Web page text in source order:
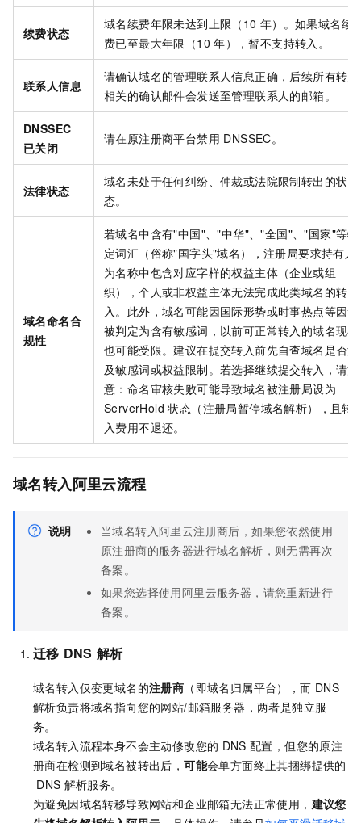
续费状态
域名续费年限未达到上限（10 年）。如果域名续
费已至最大年限（10 年），暂不支持转入。
联系人信息
请确认域名的管理联系人信息正确，后续所有转入
相关的确认邮件会发送至管理联系人的邮箱。
DNSSEC
已关闭
请在原注册商平台禁用 DNSSEC。
法律状态
域名未处于任何纠纷、仲裁或法院限制转出的状
态。
域名命名合
规性
若域名中含有"中国"、"中华"、"全国"、"国家"等特
定词汇（俗称"国字头"域名），注册局要求持有人
为名称中包含对应字样的权益主体（企业或组
织），个人或非权益主体无法完成此类域名的转
入。此外，域名可能因国际形势或时事热点等因素
被判定为含有敏感词，以前可正常转入的域名现在
也可能受限。建议在提交转入前先自查域名是否涉
及敏感词或权益限制。若选择继续提交转入，请注
意：命名审核失败可能导致域名被注册局设为
ServerHold 状态（注册局暂停域名解析），且转
入费用不退还。
域名转入阿里云流程
说明
当域名转入阿里云注册商后，如果您依然使用
原注册商的服务器进行域名解析，则无需再次
备案。
如果您选择使用阿里云服务器，请您重新进行
备案。
迁移 DNS 解析
域名转入仅变更域名的注册商 （即域名归属平台），而 DNS
解析负责将域名指向您的网站/邮箱服务器，两者是独立服
务。
域名转入流程本身不会主动修改您的 DNS 配置，但您的原注
册商在检测到域名被转出后，可能会单方面终止其捆绑提供的
DNS 解析服务。
为避免因域名转移导致网站和企业邮箱无法正常使用， 建议您